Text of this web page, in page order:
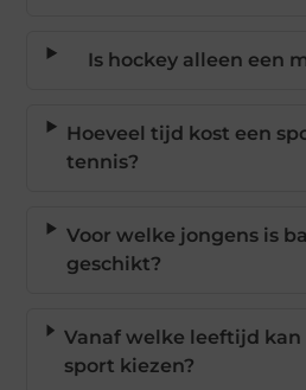
Is hockey alleen een
Hoeveel tijd kost een
tennis?
Voor welke jongens is
geschikt?
Vanaf welke leeftijd kan
sport kiezen?